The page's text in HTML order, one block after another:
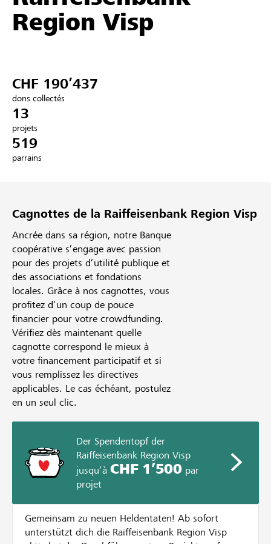
Partenaires / Banques Raiffeisen
Se connecter
S'inscrire
Region Visp
CHF 190’437
dons collectés
13
projets
519
parrains
Cagnottes de la Raiffeisenbank Region Visp
Ancrée dans sa région, notre Banque
coopérative s’engage avec passion
pour des projets d’utilité publique et
des associations et fondations
locales. Grâce à nos cagnottes, vous
profitez d’un coup de pouce
financier pour votre crowdfunding.
Vérifiez dès maintenant quelle
cagnotte correspond le mieux à
votre financement participatif et si
vous remplissez les directives
applicables. Le cas échéant, postulez
en un seul clic.
Der Spendentopf der
Raiffeisenbank Region Visp
jusqu’à CHF 1’500par
projet
Gemeinsam zu neuen Heldentaten! Ab sofort
unterstützt dich die Raiffeisenbank Region Visp